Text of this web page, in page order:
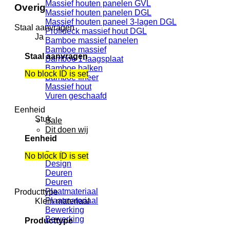
Massief houten panelen GVL
Massief houten panelen DGL
Massief houten paneel 3-lagen DGL
Profideck massief hout DGL
Bamboe massief panelen
Bamboe massief
Bamboe 1-laagsplaat
Bamboe balken
Bamboe fineer
Massief hout
Vuren geschaafd
Sale
Dit doen wij
Design
Design
Deuren
Deuren
Plaatmateriaal
Plaatmateriaal
Bewerking
Bewerking
Overig
Staal aanvragen
Ja
Staal aanvragen
No block ID is set
Eenheid
Stuk
Eenheid
No block ID is set
Producttype
Klein materiaal
Producttype